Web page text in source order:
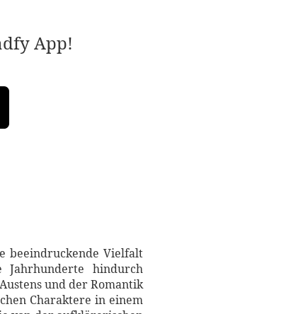
App!
beeindruckende Vielfalt
hindurch
und der Romantik
Charaktere in einem